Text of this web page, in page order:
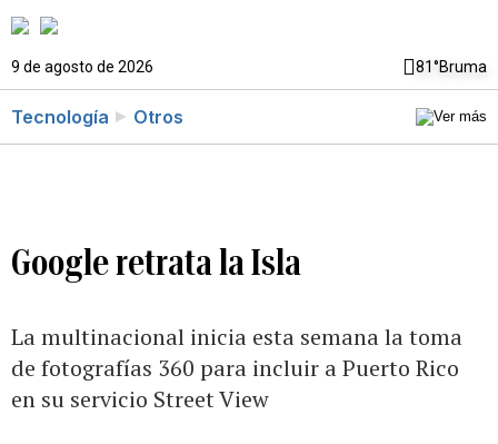
9 de agosto de 2026 81°Bruma
Tecnología Otros
Google retrata la Isla
La multinacional inicia esta semana la toma
de fotografías 360 para incluir a Puerto Rico
en su servicio Street View